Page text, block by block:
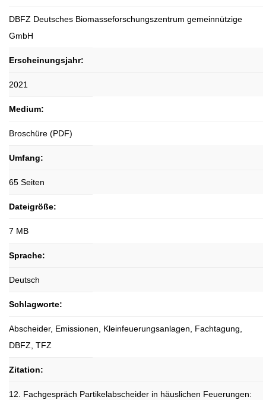
DBFZ Deutsches Biomasseforschungszentrum gemeinnützige
GmbH
Erscheinungsjahr:
2021
Medium:
Broschüre (PDF)
Umfang:
65 Seiten
Dateigröße:
7 MB
Sprache:
Deutsch
Schlagworte:
Abscheider, Emissionen, Kleinfeuerungsanlagen, Fachtagung,
DBFZ, TFZ
Zitation:
12. Fachgespräch Partikelabscheider in häuslichen Feuerungen: